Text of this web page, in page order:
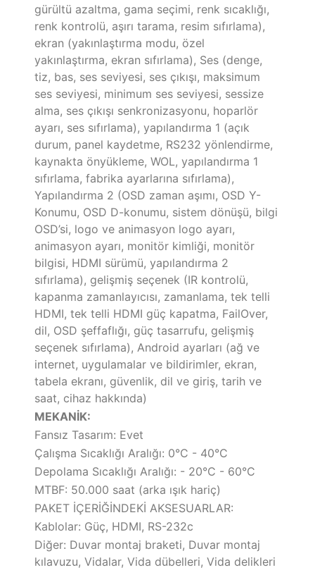
gürültü azaltma, gama seçimi, renk sıcaklığı,
renk kontrolü, aşırı tarama, resim sıfırlama),
ekran (yakınlaştırma modu, özel
yakınlaştırma, ekran sıfırlama), Ses (denge,
tiz, bas, ses seviyesi, ses çıkışı, maksimum
ses seviyesi, minimum ses seviyesi, sessize
alma, ses çıkışı senkronizasyonu, hoparlör
ayarı, ses sıfırlama), yapılandırma 1 (açık
durum, panel kaydetme, RS232 yönlendirme,
kaynakta önyükleme, WOL, yapılandırma 1
sıfırlama, fabrika ayarlarına sıfırlama),
Yapılandırma 2 (OSD zaman aşımı, OSD Y-
Konumu, OSD D-konumu, sistem dönüşü, bilgi
OSD’si, logo ve animasyon logo ayarı,
animasyon ayarı, monitör kimliği, monitör
bilgisi, HDMI sürümü, yapılandırma 2
sıfırlama), gelişmiş seçenek (IR kontrolü,
kapanma zamanlayıcısı, zamanlama, tek telli
HDMI, tek telli HDMI güç kapatma, FailOver,
dil, OSD şeffaflığı, güç tasarrufu, gelişmiş
seçenek sıfırlama), Android ayarları (ağ ve
internet, uygulamalar ve bildirimler, ekran,
tabela ekranı, güvenlik, dil ve giriş, tarih ve
saat, cihaz hakkında)
MEKANİK:
Fansız Tasarım: Evet
Çalışma Sıcaklığı Aralığı: 0°C - 40°C
Depolama Sıcaklığı Aralığı: - 20°C - 60°C
MTBF: 50.000 saat (arka ışık hariç)
PAKET İÇERİĞİNDEKİ AKSESUARLAR:
Kablolar: Güç, HDMI, RS-232c
Diğer: Duvar montaj braketi, Duvar montaj
kılavuzu, Vidalar, Vida dübelleri, Vida delikleri